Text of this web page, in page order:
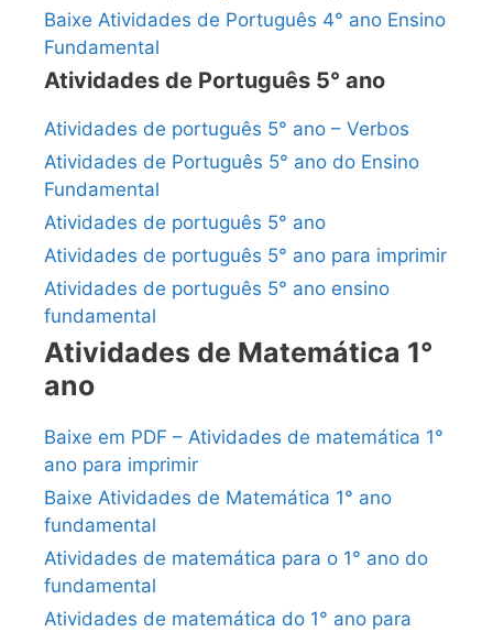
Baixe Atividades de Português 4° ano Ensino
Fundamental
Atividades de Português 5° ano
Atividades de português 5° ano – Verbos
Atividades de Português 5° ano do Ensino
Fundamental
Atividades de português 5° ano
Atividades de português 5° ano para imprimir
Atividades de português 5° ano ensino
fundamental
Atividades de Matemática 1°
ano
Baixe em PDF – Atividades de matemática 1°
ano para imprimir
Baixe Atividades de Matemática 1° ano
fundamental
Atividades de matemática para o 1° ano do
fundamental
Atividades de matemática do 1° ano para